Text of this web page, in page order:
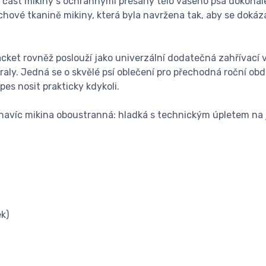
tkanině mikiny, která byla navržena tak, aby se
rovněž poslouží jako univerzální dodatečná
Jedná se o skvělé psí oblečení pro přechodná roční
nosit prakticky kdykoli.
mikina oboustranná: hladká s technickým úpletem